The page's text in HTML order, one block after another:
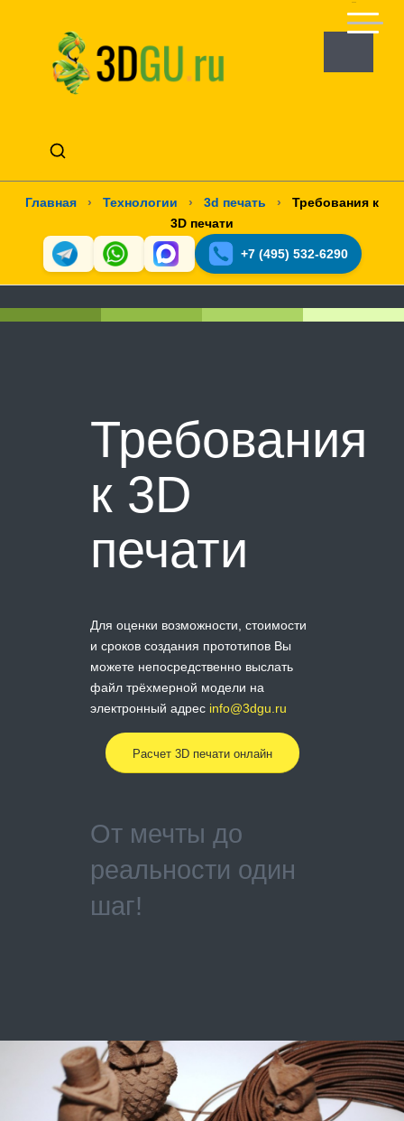
Главная › Технологии › 3d печать ›
Требования к
3D печати
+7 (495) 532-6290
Требования
к 3D
печати
Для оценки возможности, стоимости
и сроков создания прототипов Вы
можете непосредственно выслать
файл трёхмерной модели на
электронный адрес info@3dgu.ru
Расчет 3D печати онлайн
От мечты до
реальности один
шаг!